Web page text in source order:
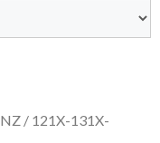
/ 121X-131X-